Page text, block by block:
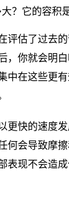
？它的容积
评估了过去
，你就会明
中在这些更
更快的速度
何会导致摩擦
表现不会造